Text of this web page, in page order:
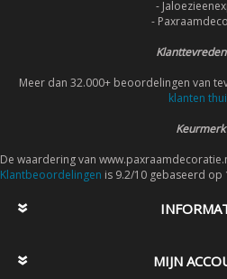
-
-
Meer dan 32.000+ beoordelingen van
klanten
Keurmerk
De waardering van
Klantbeoordelingen is 9.2/10 gebaseerd op
MIJN